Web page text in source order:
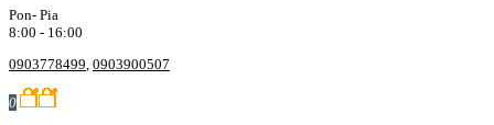
Pon- Pia
8:00 - 16:00
0903778499, 0903900507
0